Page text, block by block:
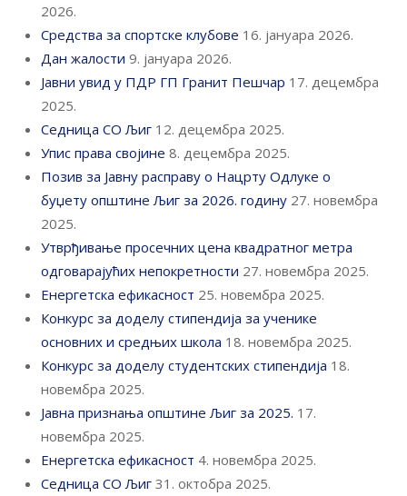
2026.
Средства за спортске клубове 16. јануара 2026.
Дан жалости 9. јануара 2026.
Јавни увид у ПДР ГП Гранит Пешчар 17. децембра
2025.
Седница СО Љиг 12. децембра 2025.
Упис права својине 8. децембра 2025.
Позив за Јавну расправу о Нацрту Одлуке о
буџету општине Љиг за 2026. годину 27. новембра
2025.
Утврђивање просечних цена квадратног метра
одговарајућих непокретности 27. новембра 2025.
Енергетска ефикасност 25. новембра 2025.
Конкурс за доделу стипендија за ученике
основних и средњих школа 18. новембра 2025.
Конкурс за доделу студентских стипендија 18.
новембра 2025.
Јавна признања општине Љиг за 2025. 17.
новембра 2025.
Енергетска ефикасност 4. новембра 2025.
Седница СО Љиг 31. октобра 2025.